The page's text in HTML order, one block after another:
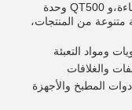
سرعة الحقن عالية، نظام التدفئة عالية الكفاءة،و QT500 وحدة
متنوعة من المنتجات،
ومواد التعبئة
والغلافات
المطبخ والأجهزة